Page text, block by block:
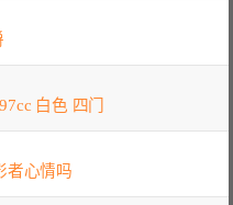
白色 四门
者心情吗